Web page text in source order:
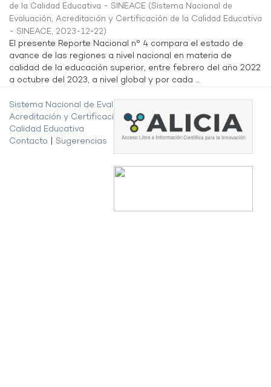
de la Calidad Educativa - SINEACE (Sistema Nacional de
Evaluación, Acreditación y Certificación de la Calidad Educativa
- SINEACE, 2023-12-22)
El presente Reporte Nacional n° 4 compara el estado de
avance de las regiones a nivel nacional en materia de
calidad de la educación superior, entre febrero del año 2022
a octubre del 2023, a nivel global y por cada ...
Sistema Nacional de Evaluación,
Acreditación y Certificación de la
Calidad Educativa
Contacto
Sugerencias